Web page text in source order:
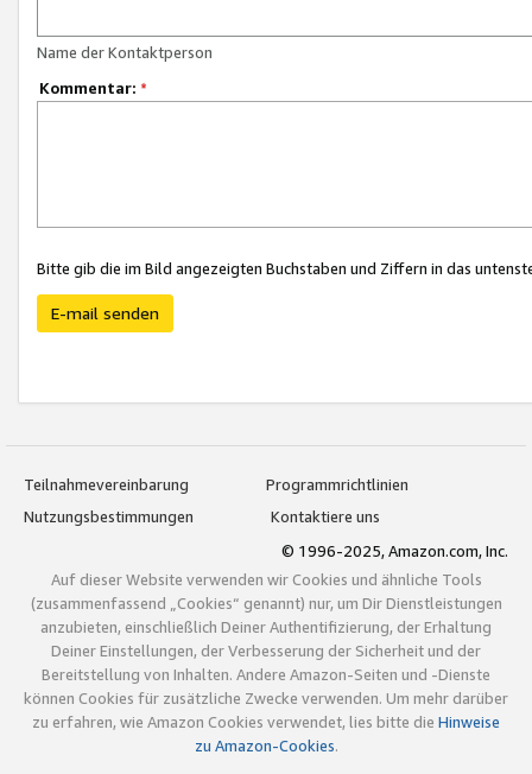
Name der Kontaktperson
Kommentar: *
Bitte gib die im Bild angezeigten Buchstaben und Ziffern in das
E-mail senden
Teilnahmevereinbarung
Programmrichtlinien
Nutzungsbestimmungen
Kontaktiere uns
© 1996-2025, Amazon.com, Inc.
Auf dieser Website verwenden wir Cookies und ähnliche Tools
(zusammenfassend „Cookies“ genannt) nur, um Dir Dienstleistungen
anzubieten, einschließlich Deiner Authentifizierung, der Erhaltung
Deiner Einstellungen, der Verbesserung der Sicherheit und der
Bereitstellung von Inhalten. Andere Amazon-Seiten und -Dienste
können Cookies für zusätzliche Zwecke verwenden. Um mehr darüber
zu erfahren, wie Amazon Cookies verwendet, lies bitte die Hinweise
zu Amazon-Cookies.